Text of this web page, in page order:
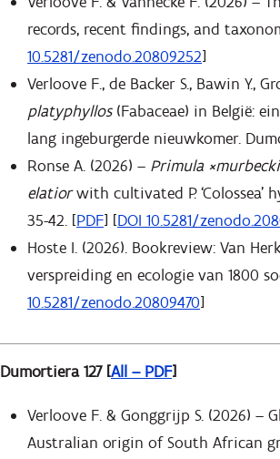
records, recent findings, and
10.5281/zenodo.20809252]
Verloove F., de Backer S., Bawin Y.,
platyphyllos (Fabaceae) in België:
lang ingeburgerde nieuwkomer.
Ronse A. (2026) – Primula
elatiorwith cultivated P. ‘Colossea’
35-42. [PDF] [DOI 10.5281/
Hoste I. (2026). Bookreview: Van
verspreiding en ecologie van 1800
10.5281/zenodo.20809470]
Dumortiera 127 [All – PDF]
Verloove F. & Gonggrijp S. (2026)
Australian origin of South African